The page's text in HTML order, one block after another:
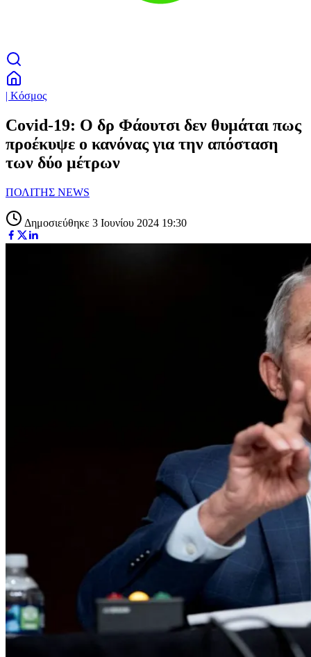
| Κόσμος
Covid-19: O δρ Φάουτσι δεν θυμάται πως
προέκυψε ο κανόνας για την απόσταση
των δύο μέτρων
ΠΟΛΙΤΗΣ NEWS
Δημοσιεύθηκε 3 Ιουνίου 2024 19:30